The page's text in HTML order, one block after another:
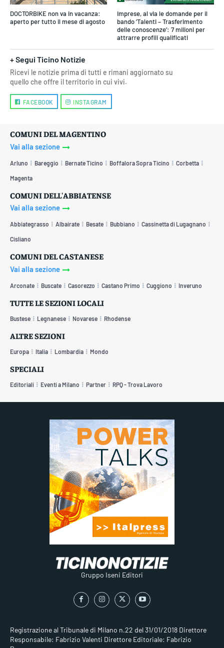
DOCTORBIKE non va in vacanza:
aperto per tutto il mese di agosto
Imprese, al via le domande per il
bando ‘Talenti – Trasferimento
delle conoscenze’: 7 milioni per
attrarre profili qualificati
+ Segui Ticino Notizie
Ricevi le notizie prima di tutti e rimani aggiornato su
quello che offre il territorio in cui vivi.
FACEBOOK INSTAGRAM
COMUNI DEL MAGENTINO
Vai alla sezione
Arluno Bareggio Bernate Ticino Boffalora Sopra Ticino Corbetta
Magenta
COMUNI DELL'ABBIATENSE
Vai alla sezione
Abbiategrasso Albairate Besate Bubbiano Cassinetta di Lugagnano
Cisliano
COMUNI DEL CASTANESE
Vai alla sezione
Arconate Buscate Casorezzo Castano Primo Cuggiono Inveruno
TUTTE LE SEZIONI LOCALI
Bustese Legnanese Novarese Rhodense
ALTRE SEZIONI
Europa Italia Lombardia Mondo
SPECIALI
Editoriali Eventi a Milano Partner RPQ - Trova Lavoro
Gruppo Iseni Editori
Registrazione al Tribunale di Milano n.22 del 31/01/2018 Direttore
Responsabile: Fabrizio Valenti Direttore Editoriale: Fabrizio